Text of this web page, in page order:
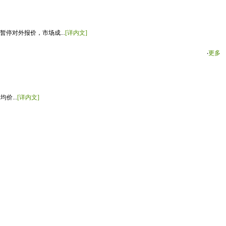
停对外报价，市场成...[详内文]
‧更多
价... [详内文]